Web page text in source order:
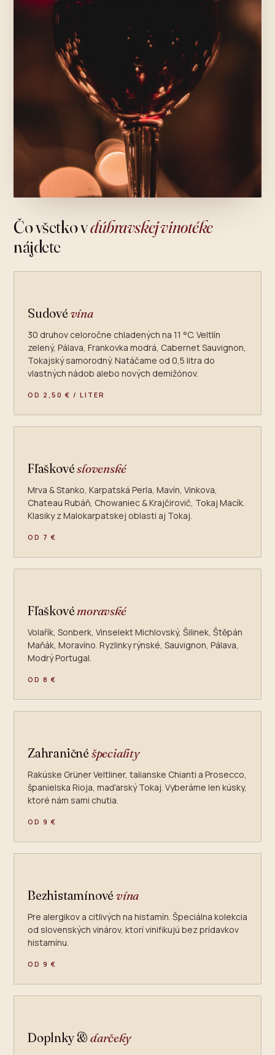
Čo všetko vdúbravskej vinotéke
nájdete
Sudovévína
30 druhov celoročne chladených na 11 °C. Veltlín
zelený, Pálava, Frankovka modrá, Cabernet Sauvignon,
Tokajský samorodný. Natáčame od 0,5 litra do
vlastných nádob alebo nových demižónov.
OD 2,50 € / LITER
Fľaškovéslovenské
Mrva & Stanko, Karpatská Perla, Mavín, Vinkova,
Chateau Rubáň, Chowaniec & Krajčirovič, Tokaj Macík.
Klasiky z Malokarpatskej oblasti aj Tokaj.
OD 7 €
Fľaškovémoravské
Volařík, Sonberk, Vinselekt Michlovský, Šilinek, Štěpán
Maňák, Moravíno. Ryzlinky rýnské, Sauvignon, Pálava,
Modrý Portugal.
OD 8 €
Zahraničnéšpeciality
Rakúske Grüner Veltliner, talianske Chianti a Prosecco,
španielska Rioja, maďarský Tokaj. Vyberáme len kúsky,
ktoré nám sami chutia.
OD 9 €
Bezhistamínovévína
Pre alergikov a citlivých na histamín. Špeciálna kolekcia
od slovenských vinárov, ktorí vinifikujú bez prídavkov
histamínu.
OD 9 €
Doplnky & darčeky